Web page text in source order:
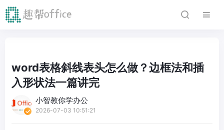
word表格斜线表头怎么做？边框法和插
入形状法一篇讲完
小智教你学办公
2026-07-03 10:51:21